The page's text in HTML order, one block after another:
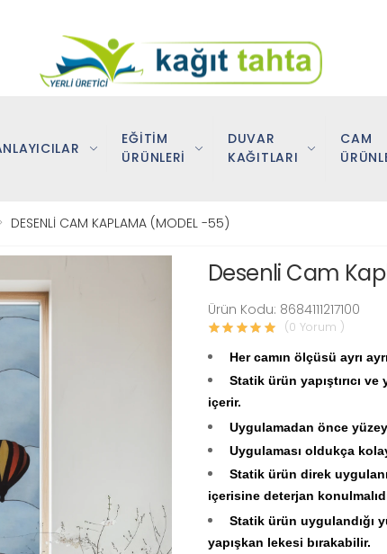
EĞİTİM
ÜRÜNLERİ
DUVAR
KAĞITLARI
CAM
DESENLİ CAM KAPLAMA (MODEL -55)
Desenli Cam
Ürün Kodu: 8684111217100
(0 Yorum )
Her camın ölçüsü ayrı
Statik ürün yapıştırıcı
içerir.
Uygulamadan önce
Uygulaması oldukça
Statik ürün direk
içerisine deterjan
Statik ürün uygulandığı
yapışkan lekesi bırakabilir.